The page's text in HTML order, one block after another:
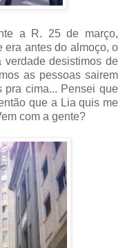
a R. 25 de março,
era antes do almoço, o
verdade desistimos de
as pessoas sairem
pra cima... Pensei que
que a Lia quis me
com a gente?